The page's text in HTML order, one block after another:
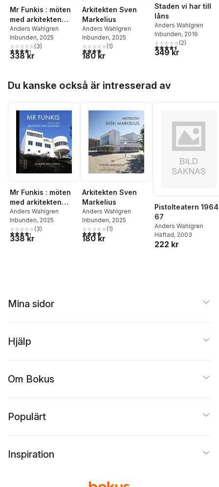
Mr Funkis : möten
med arkitekten
Sven Markelius
Anders Wahlgren
Inbunden, 2025
4,3utav 5 stjärnor. Totalt antal röster:
(3)
338 kr
Arkitekten Sven
Markelius
Anders Wahlgren
Inbunden, 2025
4,0utav 5 stjärnor. Totalt antal röster:
(1)
180 kr
Staden vi har till
låns
Anders Wahlgren
Inbunden, 2016
4,5utav 5 stjärnor.
(2)
349 kr
Du kanske också är intresserad av
Mr Funkis : möten
med arkitekten
Sven Markelius
Anders Wahlgren
Inbunden, 2025
4,3utav 5 stjärnor. Totalt antal röster:
(3)
338 kr
Arkitekten Sven
Markelius
Anders Wahlgren
Inbunden, 2025
4,0utav 5 stjärnor. Totalt antal röster:
(1)
180 kr
Pistolteatern
67
Anders Wahlgren
Häftad, 2003
222 kr
Mina sidor
Hjälp
Om Bokus
Populärt
Inspiration